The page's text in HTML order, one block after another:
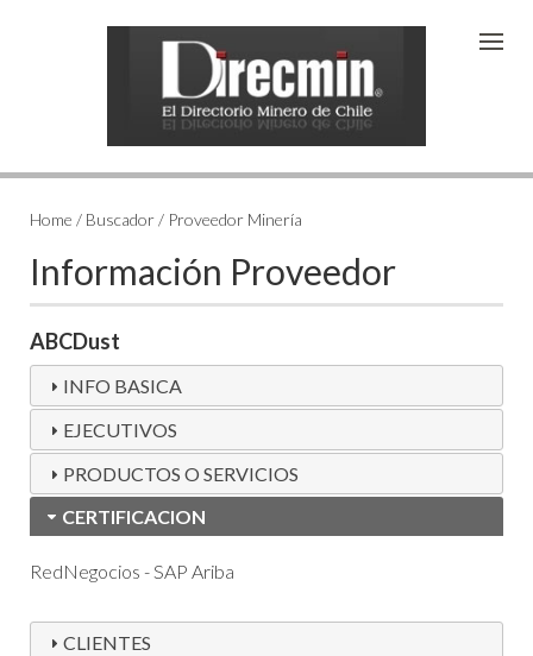
Home / Buscador / Proveedor Minería
Información Proveedor
ABCDust
INFO BASICA
EJECUTIVOS
PRODUCTOS O SERVICIOS
CERTIFICACION
RedNegocios - SAP Ariba
CLIENTES